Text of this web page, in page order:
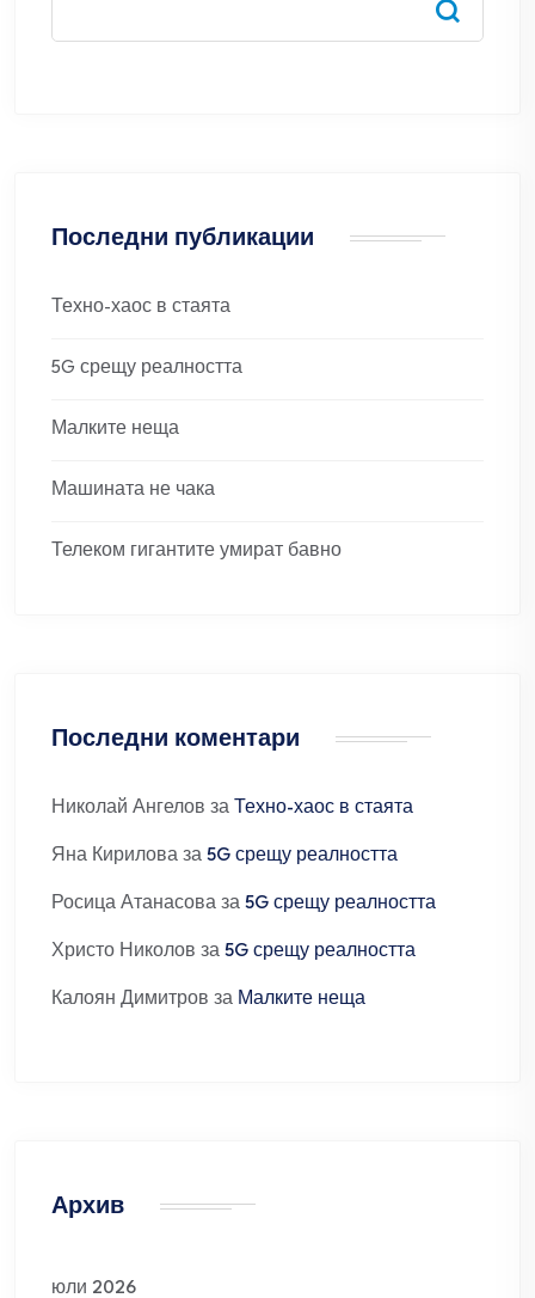
Последни публикации
Техно-хаос в стаята
5G срещу реалността
Малките неща
Машината не чака
Телеком гигантите умират бавно
Последни коментари
Николай Ангелов за Техно-хаос в стаята
Яна Кирилова за 5G срещу реалността
Росица Атанасова за 5G срещу реалността
Христо Николов за 5G срещу реалността
Калоян Димитров за Малките неща
Архив
юли 2026